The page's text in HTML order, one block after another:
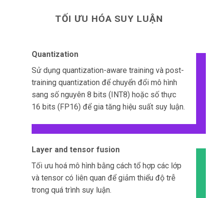
TỐI ƯU HÓA SUY LUẬN
Quantization
Sử dụng quantization-aware training và post-
training quantization để chuyển đổi mô hình
sang số nguyên 8 bits (INT8) hoặc số thực
16 bits (FP16) để gia tăng hiệu suất suy luận.
Layer and tensor fusion
Tối ưu hoá mô hình bằng cách tổ hợp các lớp
và tensor có liên quan để giảm thiểu độ trễ
trong quá trình suy luận.